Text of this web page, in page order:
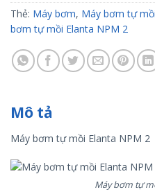
Thẻ: Máy bơm, Máy bơm tự mồi
bơm tự mồi Elanta NPM 2
Mô tả
Máy bơm tự mồi Elanta NPM 2
Máy bơm tự